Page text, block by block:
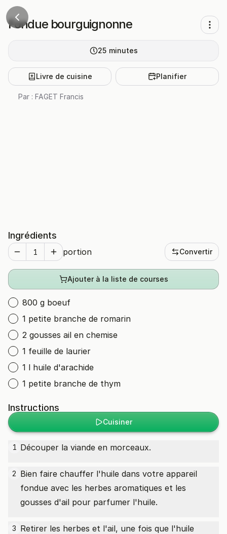
Fondue bourguignonne
25 minutes
Livre de cuisine Planifier
Par : FAGET Francis
Ingrédients
portion Convertir
Ajouter à la liste de courses
800 g boeuf
1 petite branche de romarin
2 gousses ail en chemise
1 feuille de laurier
1 l huile d'arachide
1 petite branche de thym
Instructions
Cuisiner
1 Découper la viande en morceaux.
2 Bien faire chauffer l'huile dans votre appareil
fondue avec les herbes aromatiques et les
gousses d'ail pour parfumer l'huile.
3 Retirer les herbes et l'ail, une fois que l'huile